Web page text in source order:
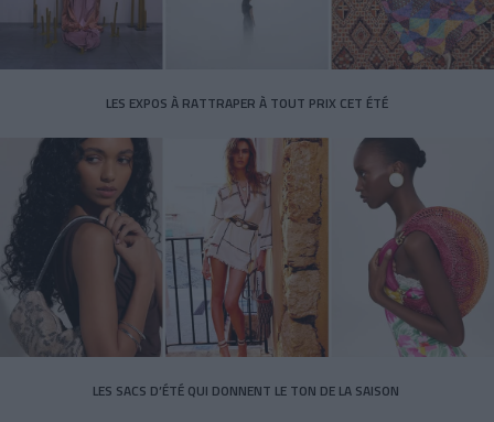
LES EXPOS À RATTRAPER À TOUT PRIX CET ÉTÉ
LES SACS D’ÉTÉ QUI DONNENT LE TON DE LA SAISON